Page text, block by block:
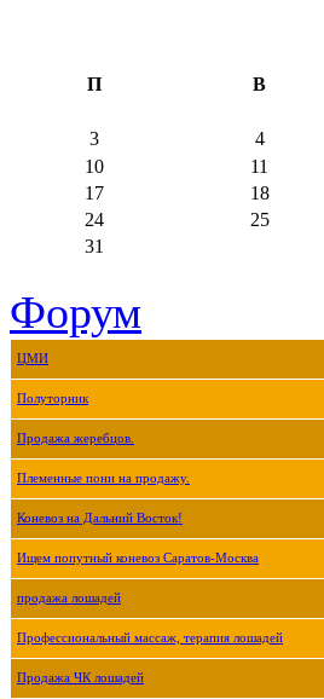
П В
3 4
10
11
17
18
24
25
31
Форум
ЦМИ
Полуторник
Продажа жеребцов.
Племенные пони на продажу.
Коневоз на Дальний Восток!
Ищем попутный коневоз Саратов-Москва
продажа лошадей
Профессиональный массаж, терапия лошадей
Продажа ЧК лошадей